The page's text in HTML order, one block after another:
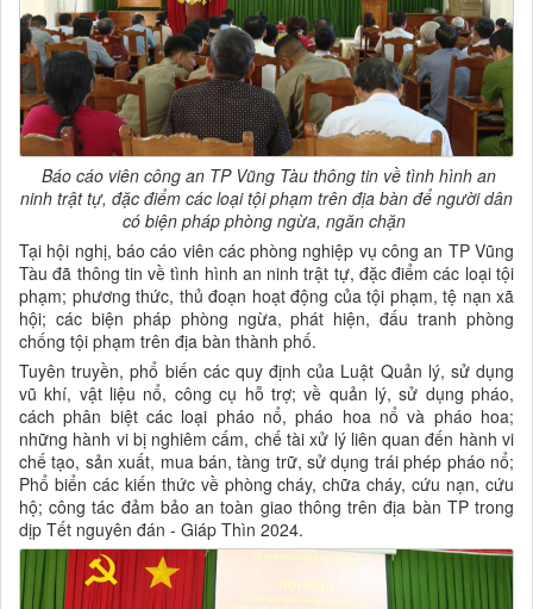
Báo cáo viên công an TP Vũng Tàu thông tin về tình hình an
ninh trật tự, đặc điểm các loại tội phạm trên địa bàn để người dân
có biện pháp phòng ngừa, ngăn chặn
Tại hội nghị, báo cáo viên các phòng nghiệp vụ công an TP Vũng
Tàu đã thông tin về tình hình an ninh trật tự, đặc điểm các loại tội
phạm; phương thức, thủ đoạn hoạt động của tội phạm, tệ nạn xã
hội; các biện pháp phòng ngừa, phát hiện, đấu tranh phòng
chống tội phạm trên địa bàn thành phố.
Tuyên truyền, phổ biến các quy định của Luật Quản lý, sử dụng
vũ khí, vật liệu nổ, công cụ hỗ trợ; về quản lý, sử dụng pháo,
cách phân biệt các loại pháo nổ, pháo hoa nổ và pháo hoa;
những hành vi bị nghiêm cấm, chế tài xử lý liên quan đến hành vi
chế tạo, sản xuất, mua bán, tàng trữ, sử dụng trái phép pháo nổ;
Phổ biển các kiến thức về phòng cháy, chữa cháy, cứu nạn, cứu
hộ; công tác đảm bảo an toàn giao thông trên địa bàn TP trong
dịp Tết nguyên đán - Giáp Thìn 2024.